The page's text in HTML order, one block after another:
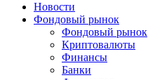
Новости
Фондовый рынок
Фондовый рынок
Криптовалюты
Финансы
Банки